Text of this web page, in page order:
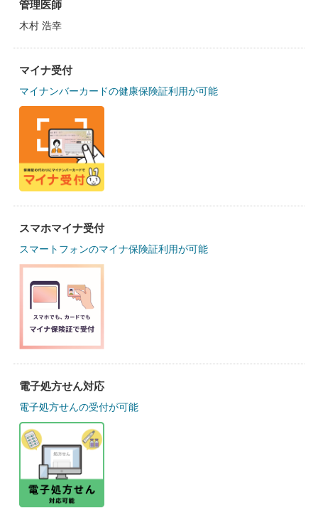
管理医師
木村 浩幸
マイナ受付
マイナンバーカードの健康保険証利用が可能
スマホマイナ受付
スマートフォンのマイナ保険証利用が可能
電子処方せん対応
電子処方せんの受付が可能